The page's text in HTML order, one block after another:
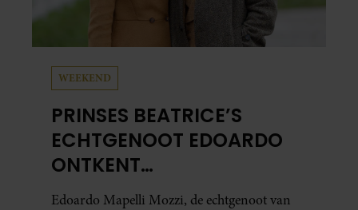
WEEKEND
PRINSES BEATRICE’S
ECHTGENOOT EDOARDO
ONTKENT
HUWELIJKSPROBLEMEN
Edoardo Mapelli Mozzi, de echtgenoot van